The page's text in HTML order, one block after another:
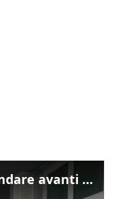
Salvini: "Roggero chiede di andare avanti su norma anti-risarcimenti"